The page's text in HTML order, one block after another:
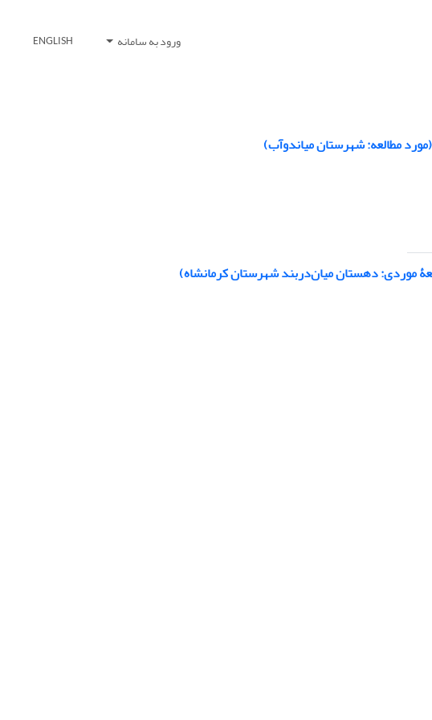
ورود به سامانه ENGLISH
مطالعه: شهرستان میاندوآب)
موردی: دهستان میان‌‌دربند شهرستان کرمانشاه)